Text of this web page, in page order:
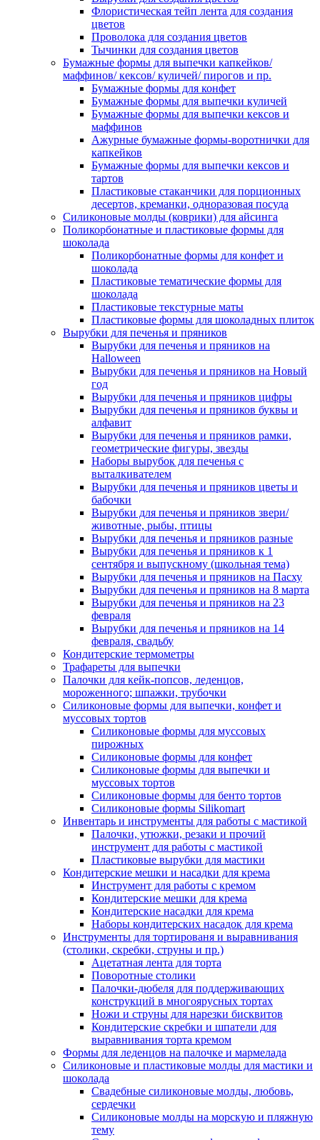
Флористическая тейп лента для создания
цветов
Проволока для создания цветов
Тычинки для создания цветов
Бумажные формы для выпечки капкейков/
маффинов/ кексов/ куличей/ пирогов и пр.
Бумажные формы для конфет
Бумажные формы для выпечки куличей
Бумажные формы для выпечки кексов и
маффинов
Ажурные бумажные формы-воротнички для
капкейков
Бумажные формы для выпечки кексов и
тартов
Пластиковые стаканчики для порционных
десертов, креманки, одноразовая посуда
Силиконовые молды (коврики) для айсинга
Поликорбонатные и пластиковые формы для
шоколада
Поликорбонатные формы для конфет и
шоколада
Пластиковые тематические формы для
шоколада
Пластиковые текстурные маты
Пластиковые формы для шоколадных плиток
Вырубки для печенья и пряников
Вырубки для печенья и пряников на
Halloween
Вырубки для печенья и пряников на Новый
год
Вырубки для печенья и пряников цифры
Вырубки для печенья и пряников буквы и
алфавит
Вырубки для печенья и пряников рамки,
геометрические фигуры, звезды
Наборы вырубок для печенья с
выталкивателем
Вырубки для печенья и пряников цветы и
бабочки
Вырубки для печенья и пряников звери/
животные, рыбы, птицы
Вырубки для печенья и пряников разные
Вырубки для печенья и пряников к 1
сентября и выпускному (школьная тема)
Вырубки для печенья и пряников на Пасху
Вырубки для печенья и пряников на 8 марта
Вырубки для печенья и пряников на 23
февраля
Вырубки для печенья и пряников на 14
февраля, свадьбу
Кондитерские термометры
Трафареты для выпечки
Палочки для кейк-попсов, леденцов,
мороженного; шпажки, трубочки
Силиконовые формы для выпечки, конфет и
муссовых тортов
Силиконовые формы для муссовых
пирожных
Силиконовые формы для конфет
Силиконовые формы для выпечки и
муссовых тортов
Силиконовые формы для бенто тортов
Силиконовые формы Silikomart
Инвентарь и инструменты для работы с мастикой
Палочки, утюжки, резаки и прочий
инструмент для работы с мастикой
Пластиковые вырубки для мастики
Кондитерские мешки и насадки для крема
Инструмент для работы с кремом
Кондитерские мешки для крема
Кондитерские насадки для крема
Наборы кондитерских насадок для крема
Инструменты для тортированя и выравнивания
(столики, скребки, струны и пр.)
Ацетатная лента для торта
Поворотные столики
Палочки-дюбеля для поддерживающих
конструкций в многоярусных тортах
Ножи и струны для нарезки бисквитов
Кондитерские скребки и шпатели для
выравнивания торта кремом
Формы для леденцов на палочке и мармелада
Силиконовые и пластиковые молды для мастики и
шоколада
Свадебные силиконовые молды, любовь,
сердечки
Силиконовые молды на морскую и пляжную
тему